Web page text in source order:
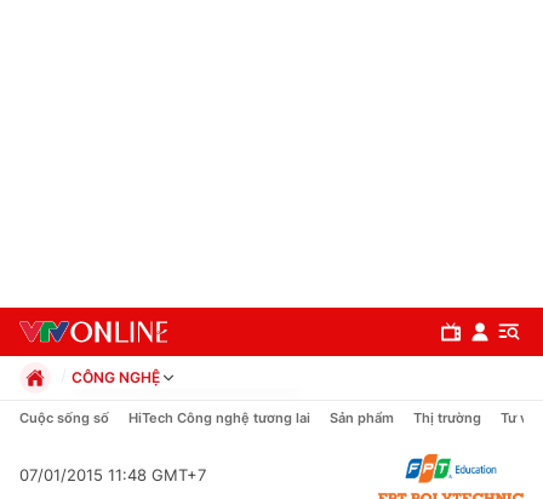
CÔNG NGHỆ
Chính trị
Pháp luật
Cuộc sống số HiTech Công nghệ tương lai Sản phẩm Thị trường Tư vấn
07/01/2015 11:48 GMT+7